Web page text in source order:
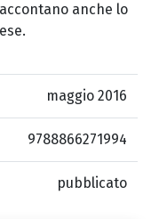
anche lo
maggio 2016
9788866271994
pubblicato